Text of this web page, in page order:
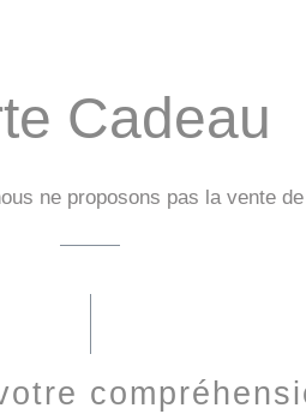
Cadeau
ne proposons pas la vente